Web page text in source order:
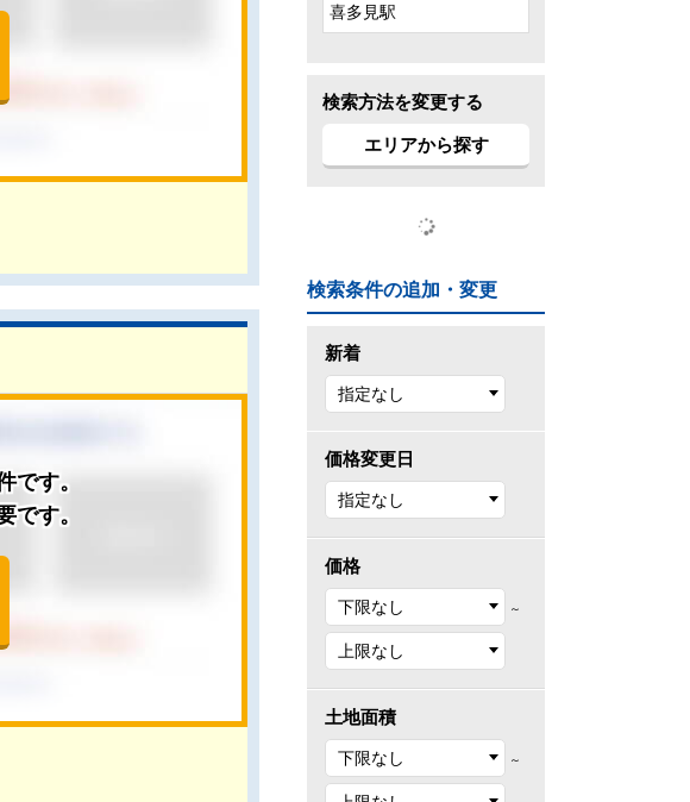
す。
です。
喜多見駅
検索方法を変更する
エリアから探す
検索条件の追加・変更
新着
価格変更日
価格
～
土地面積
～